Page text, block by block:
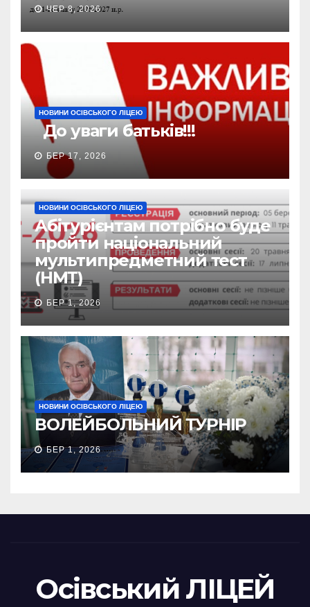
ЧЕР 8, 2026
НОВИНИ ОСІВСЬКОГО ЛІЦЕЮ
До уваги батьків!!!
БЕР 17, 2026
НОВИНИ ОСІВСЬКОГО ЛІЦЕЮ
Абітурієнтам потрібно буде
пройти національний
мультипредметний тест
(НМТ)
БЕР 1, 2026
НОВИНИ ОСІВСЬКОГО ЛІЦЕЮ
ВОЛЕЙБОЛЬНИЙ ТУРНІР
БЕР 1, 2026
Осівський ЛІЦЕЙ